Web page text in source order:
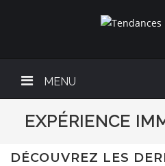
MENU
EXPÉRIENCE
DÉCOUVREZ LES